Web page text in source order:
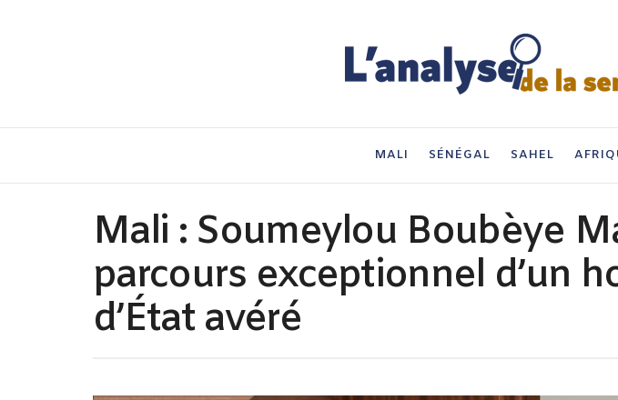
MALI SÉNÉGAL SAHEL
Mali : Soumeylou Boubèye
parcours exceptionnel d’un
d’État avéré